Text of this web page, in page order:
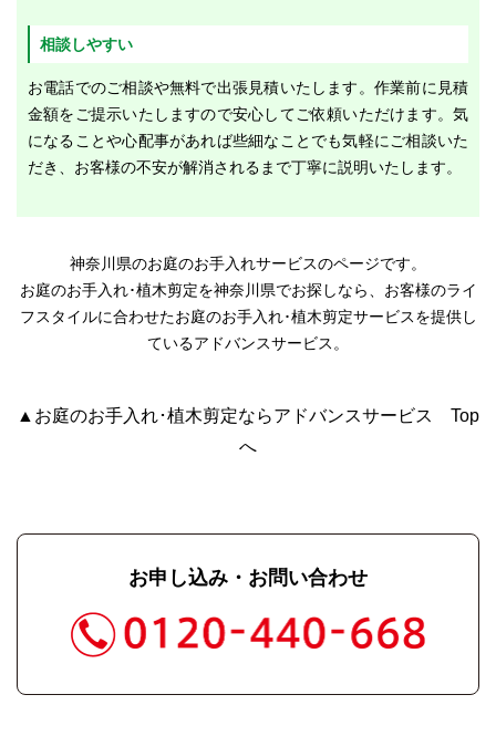
相談しやすい
お電話でのご相談や無料で出張見積いたします。作業前に見積
金額をご提示いたしますので安心してご依頼いただけます。気
になることや心配事があれば些細なことでも気軽にご相談いた
だき、お客様の不安が解消されるまで丁寧に説明いたします。
神奈川県のお庭のお手入れサービスのページです。
お庭のお手入れ･植木剪定を神奈川県でお探しなら、お客様のライ
フスタイルに合わせたお庭のお手入れ･植木剪定サービスを提供し
ているアドバンスサービス。
▲お庭のお手入れ･植木剪定ならアドバンスサービス Top
へ
お申し込み・お問い合わせ